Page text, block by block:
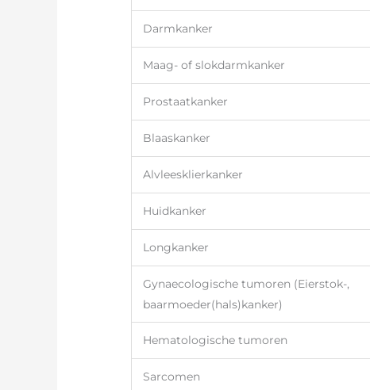
Darmkanker
Maag- of slokdarmkanker
Prostaatkanker
Blaaskanker
Alvleesklierkanker
Huidkanker
Longkanker
Gynaecologische tumoren (Eierstok-,
baarmoeder(hals)kanker)
Hematologische tumoren
Sarcomen